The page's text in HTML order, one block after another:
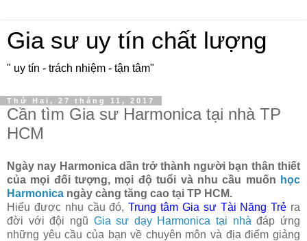
Gia sư uy tín chất lượng
" uy tín - trách nhiệm - tận tâm"
Thứ Hai, 27 tháng 11, 2017
Cần tìm Gia sư Harmonica tại nhà TP
HCM
Ngày nay Harmonica dần trở thành người bạn thân thiết
của mọi đối tượng, mọi độ tuổi và nhu cầu muốn học
Harmonica ngày càng tăng cao tại TP HCM.
Hiểu được nhu cầu đó,Trung tâm Gia sư Tài Năng Trẻ ra
đời với đội ngũ Gia sư dạy Harmonica tại nhà đáp ứng
những yêu cầu của bạn về chuyên môn và địa điểm giảng